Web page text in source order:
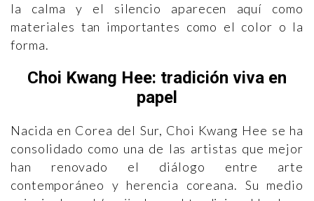
la calma y el silencio aparecen aquí como
materiales tan importantes como el color o la
forma.
Choi Kwang Hee: tradición viva en
papel
Nacida en Corea del Sur, Choi Kwang Hee se ha
consolidado como una de las artistas que mejor
han renovado el diálogo entre arte
contemporáneo y herencia coreana. Su medio